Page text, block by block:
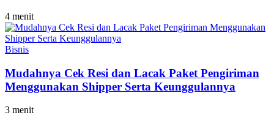
4 menit
Bisnis
Mudahnya Cek Resi dan Lacak Paket Pengiriman
Menggunakan Shipper Serta Keunggulannya
3 menit